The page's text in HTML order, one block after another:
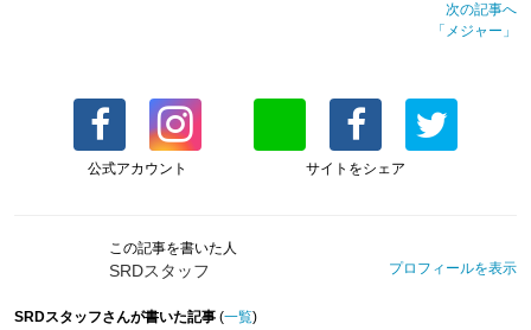
次の記事へ
「メジャー」
公式アカウント サイトをシェア
この記事を書いた人
SRDスタッフ プロフィールを表示
SRDスタッフさんが書いた記事 (一覧)